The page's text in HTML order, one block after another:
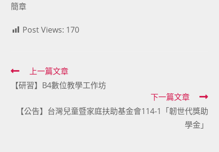
簡章
Post Views: 170
Read
more
articles
上一篇文章
【研習】B4數位教學工作坊
下一篇文章
【公告】台灣兒童暨家庭扶助基金會114-1「韌世代獎助
學金」